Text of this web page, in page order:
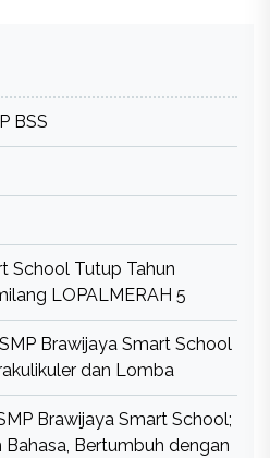
BSS
School Tutup Tahun
LOPALMERAH 5
Brawijaya Smart School
dan Lomba
Brawijaya Smart School;
Bertumbuh dengan